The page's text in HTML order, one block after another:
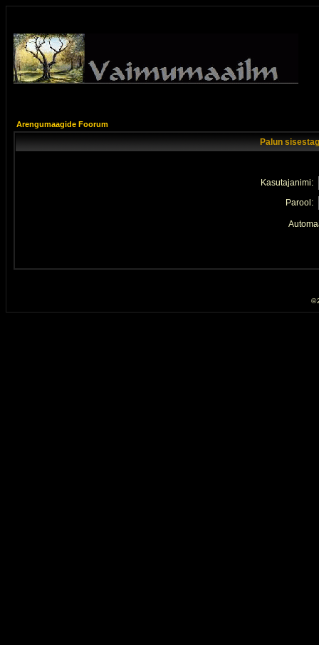
Arengumaagide Foorum
Palun
Kasutajanimi:
Parool:
©